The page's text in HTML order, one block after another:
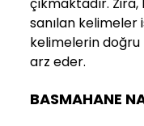
çıkmaktadır. Zira,
sanılan kelimeler
kelimelerin doğru
arz eder.
BASMAHANE